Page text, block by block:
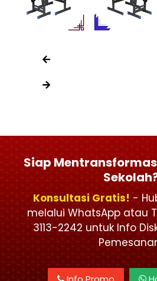
Siap
Konsultasi Gratis! -
melalui WhatsApp atau
3113-2242 untuk Info